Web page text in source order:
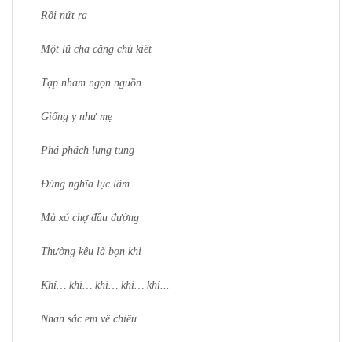
Rồi nứt ra
Một lũ cha căng chú kiết
Tạp nham ngọn nguồn
Giống y như mẹ
Phá phách lung tung
Đúng nghĩa lục lâm
Mà xó chợ đầu đường
Thường kêu là bọn khỉ
Khỉ… khỉ… khỉ… khỉ… khỉ...
Nhan sắc em về chiều